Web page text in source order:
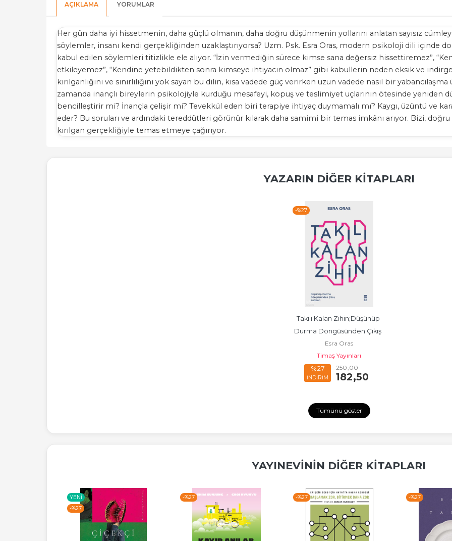
AÇIKLAMA YORUMLAR
Her gün daha iyi hissetmenin, daha güçlü olmanın, daha doğru düşünmenin yollarını anlatan sayısız
söylemler, insanı kendi gerçekliğinden uzaklaştırıyorsa? Uzm. Psk. Esra Oras, modern psikoloji dili içinde
kabul edilen söylemleri titizlikle ele alıyor. “İzin vermediğin sürece kimse sana değersiz hissettiremez”,
etkileyemez”, “Kendine yetebildikten sonra kimseye ihtiyacın olmaz” gibi kabullerin neden eksik ve
kırılganlığını ve sınırlılığını yok sayan bu dilin, kısa vadede güç verirken uzun vadede nasıl bir
zamanda inançlı bireylerin psikolojiyle kurduğu mesafeyi, kopuş ve teslimiyet uçlarının ötesinde yeniden
bencilleştirir mi? İnançla çelişir mi? Tevekkül eden biri terapiye ihtiyaç duymamalı mı? Kaygı, üzüntü ve
eder? Bu soruları ve ardındaki tereddütleri görünür kılarak daha samimi bir temas imkânı arıyor. Bizi,
kırılgan gerçekliğiyle temas etmeye çağırıyor.
YAZARIN DIĞER KITAPLARI
-%27
Takılı Kalan Zihin;Düşünüp
Durma Döngüsünden Çıkış
Rehberi
Esra Oras
Timaş Yayınları
%27
İNDİRİM
250,00
182,50
Tümünü göster
YAYINEVININ DIĞER KITAPLARI
-%27 -%27 -%27 -%27